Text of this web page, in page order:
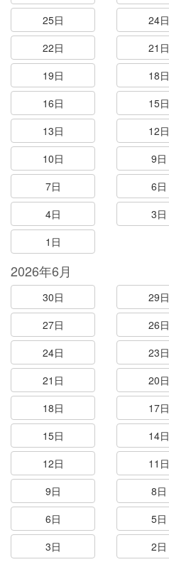
25日
24日
22日
21日
19日
18日
16日
15日
13日
12日
10日
9日
7日
6日
4日
3日
1日
2026年6月
30日 29日
27日
26日
24日
23日
21日
20日
18日
17日
15日
14日
12日
11日
9日
8日
6日
5日
3日
2日